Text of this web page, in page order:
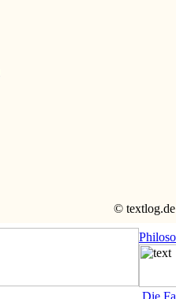
© textlog.de
Die